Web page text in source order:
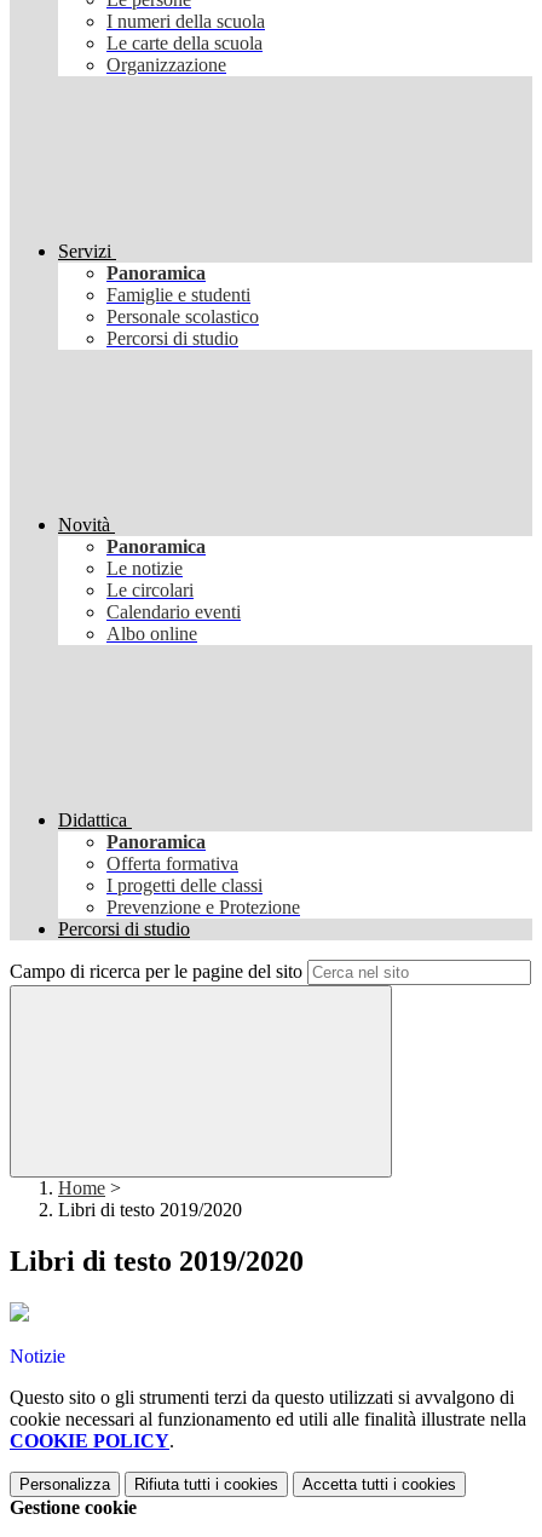
I numeri della scuola
Le carte della scuola
Organizzazione
Servizi
Panoramica
Famiglie e studenti
Personale scolastico
Percorsi di studio
Novità
Panoramica
Le notizie
Le circolari
Calendario eventi
Albo online
Didattica
Panoramica
Offerta formativa
I progetti delle classi
Prevenzione e Protezione
Percorsi di studio
Campo di ricerca per le pagine del sito
Home >
Libri di testo 2019/2020
Libri di testo 2019/2020
Notizie
Questo sito o gli strumenti terzi da questo utilizzati si avvalgono di
cookie necessari al funzionamento ed utili alle finalità illustrate nella
COOKIE POLICY.
Personalizza Rifiuta tutti i cookies Accetta tutti i cookies
Gestione cookie